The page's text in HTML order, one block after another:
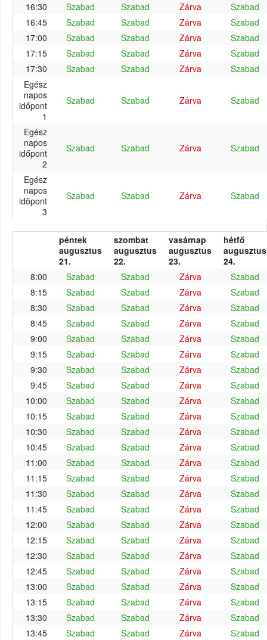
16:30 Szabad Szabad Zárva
Szabad
16:45
Szabad Szabad Zárva
Szabad
17:00
Szabad Szabad Zárva
Szabad
17:15
Szabad Szabad Zárva
Szabad
17:30
Szabad Szabad Zárva
Szabad
Egész
napos
időpont
1
Szabad Szabad Zárva Szabad
Egész
napos
időpont
2
Szabad Szabad Zárva Szabad
Egész
napos
időpont
3
Szabad Szabad Zárva Szabad
péntek
augusztus
21.
szombat
augusztus
22.
vasárnap
augusztus
23.
hétfő
augusztus
24.
8:00
Szabad Szabad Zárva
Szabad
8:15
Szabad Szabad Zárva
Szabad
8:30
Szabad Szabad Zárva
Szabad
8:45
Szabad Szabad Zárva
Szabad
9:00
Szabad Szabad Zárva
Szabad
9:15
Szabad Szabad Zárva
Szabad
9:30
Szabad Szabad Zárva
Szabad
9:45
Szabad Szabad Zárva
Szabad
10:00
Szabad Szabad Zárva
Szabad
10:15
Szabad Szabad Zárva
Szabad
10:30
Szabad Szabad Zárva
Szabad
10:45
Szabad Szabad Zárva
Szabad
11:00
Szabad Szabad Zárva
Szabad
11:15
Szabad Szabad Zárva
Szabad
11:30
Szabad Szabad Zárva
Szabad
11:45
Szabad Szabad Zárva
Szabad
12:00
Szabad Szabad Zárva
Szabad
12:15
Szabad Szabad Zárva
Szabad
12:30
Szabad Szabad Zárva
Szabad
12:45
Szabad Szabad Zárva
Szabad
13:00
Szabad Szabad Zárva
Szabad
13:15
Szabad Szabad Zárva
Szabad
13:30
Szabad Szabad Zárva
Szabad
13:45
Szabad Szabad Zárva
Szabad